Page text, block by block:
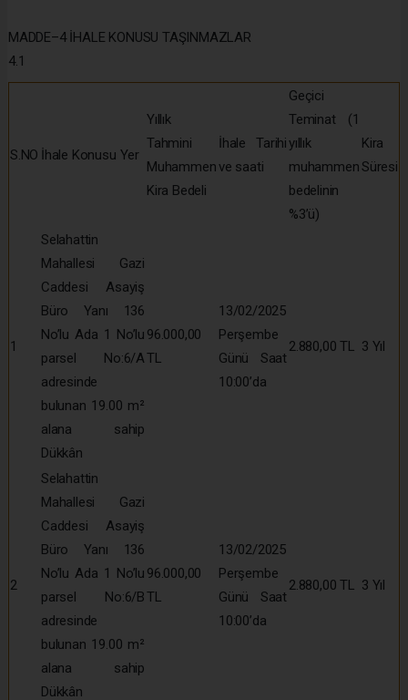
MADDE–4 İHALE KONUSU TAŞINMAZLAR
4.1
S.NO İhale Konusu Yer
Yıllık
Tahmini
Muhammen
Kira Bedeli
İhale Tarihi
ve saati
Geçici
Teminat (1
yıllık
muhammen
bedelinin
%3’ü)
Kira
Süresi
1
Selahattin
Mahallesi Gazi
Caddesi Asayiş
Büro Yanı 136
No’lu Ada 1 No’lu
parsel No:6/A
adresinde
bulunan 19.00 m²
alana sahip
Dükkân
96.000,00
TL
13/02/2025
Perşembe
Günü Saat
10:00’da
2.880,00 TL 3 Yıl
2
Selahattin
Mahallesi Gazi
Caddesi Asayiş
Büro Yanı 136
No’lu Ada 1 No’lu
parsel No:6/B
adresinde
bulunan 19.00 m²
alana sahip
Dükkân
96.000,00
TL
13/02/2025
Perşembe
Günü Saat
10:00’da
2.880,00 TL 3 Yıl